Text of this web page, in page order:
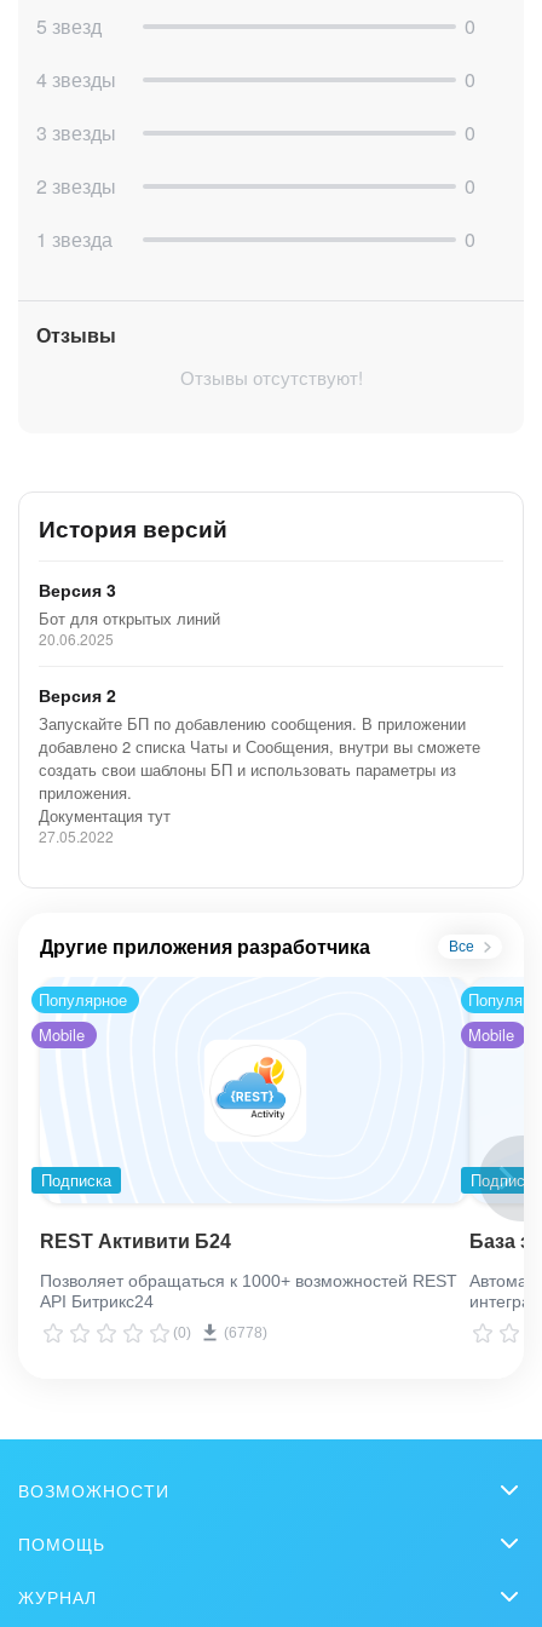
5 звезд
0
4 звезды
0
3 звезды
0
2 звезды
0
1 звезда
0
Отзывы
Отзывы отсутствуют!
История версий
Версия 3
Бот для открытых линий
20.06.2025
Версия 2
Запускайте БП по добавлению сообщения. В приложении
добавлено 2 списка Чаты и Сообщения, внутри вы сможете
создать свои шаблоны БП и использовать параметры из
приложения.
Документация тут
27.05.2022
Другие приложения разработчика Все
Популярное
Mobile
Подписка
REST Активити Б24
Позволяет обращаться к 1000+ возможностей REST
API Битрикс24
(0) (6778)
Mobile
Подписка
База
ВОЗМОЖНОСТИ
Онлайн-офис
Видеозвонки HD
ПОМОЩЬ
ЖУРНАЛ